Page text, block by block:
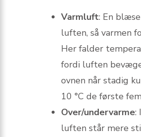
Varmluft: En
luften, så varmen
Her falder
fordi luften
ovnen når stadig
10 °C de første
Over/undervarme:
luften står mere